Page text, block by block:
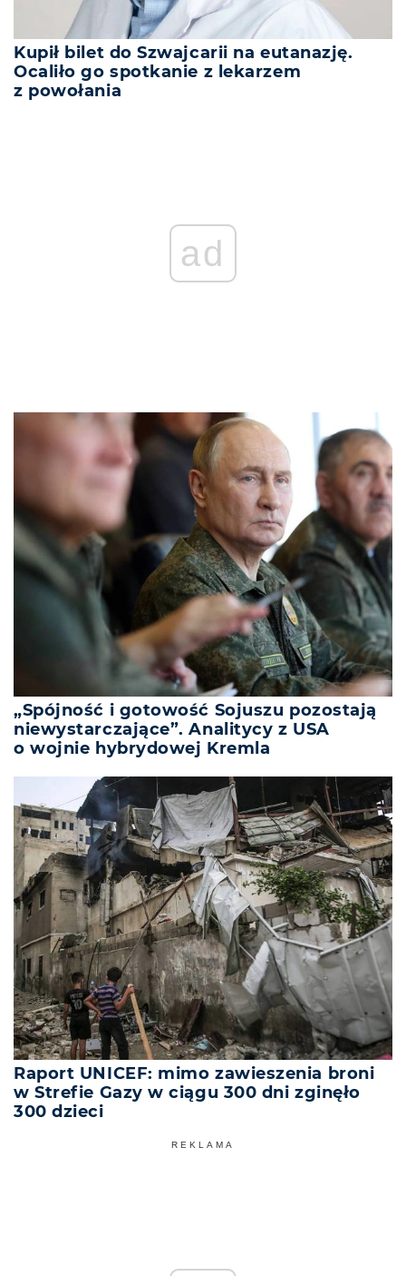
Kupił bilet do Szwajcarii na eutanazję.
Ocaliło go spotkanie z lekarzem
z powołania
ad
„Spójność i gotowość Sojuszu pozostają
niewystarczające”. Analitycy z USA
o wojnie hybrydowej Kremla
Raport UNICEF: mimo zawieszenia broni
w Strefie Gazy w ciągu 300 dni zginęło
300 dzieci
REKLAMA